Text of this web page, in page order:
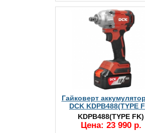
Гайковерт
DCK KDPB488(TYPE
KDPB488(TYPE FK)
Цена: 23 990 р.